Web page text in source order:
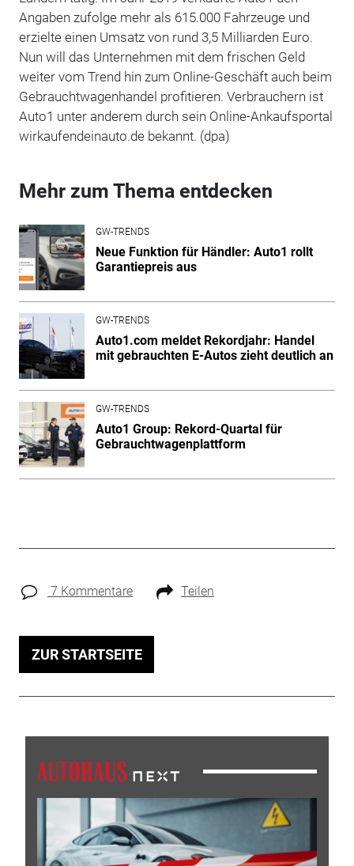
Angaben zufolge mehr als 615.000 Fahrzeuge und
erzielte einen Umsatz von rund 3,5 Milliarden Euro.
Nun will das Unternehmen mit dem frischen Geld
weiter vom Trend hin zum Online-Geschäft auch beim
Gebrauchtwagenhandel profitieren. Verbrauchern ist
Auto1 unter anderem durch sein Online-Ankaufsportal
wirkaufendeinauto.de bekannt. (dpa)
Mehr zum Thema entdecken
GW-TRENDS
Neue Funktion für Händler: Auto1 rollt
Garantiepreis aus
GW-TRENDS
Auto1.com meldet Rekordjahr: Handel
mit gebrauchten E-Autos zieht deutlich an
GW-TRENDS
Auto1 Group: Rekord-Quartal für
Gebrauchtwagenplattform
7 Kommentare Teilen
ZUR STARTSEITE